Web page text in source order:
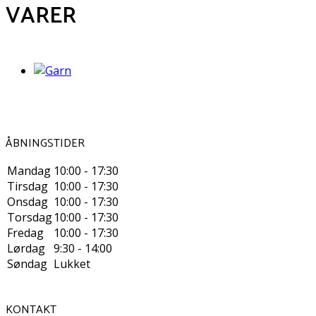
VARER
ÅBNINGSTIDER
Mandag 10:00 - 17:30
Tirsdag 10:00 - 17:30
Onsdag 10:00 - 17:30
Torsdag10:00 - 17:30
Fredag
10:00 - 17:30
Lørdag 9:30 - 14:00
Søndag Lukket
KONTAKT